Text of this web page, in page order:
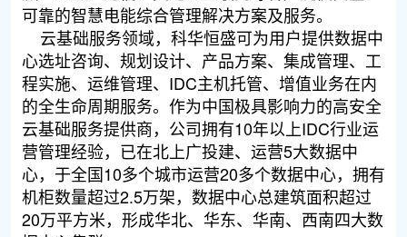
可靠的智慧电能综合管理解决方案及服务。
云基础服务领域，科华恒盛可为用户提供数据中
心选址咨询、规划设计、产品方案、集成管理、工
程实施、运维管理、IDC主机托管、增值业务在内
的全生命周期服务。作为中国极具影响力的高安全
云基础服务提供商，公司拥有10年以上IDC行业运
营管理经验，已在北上广投建、运营5大数据中
心，于全国10多个城市运营20多个数据中心，拥有
机柜数量超过2.5万架，数据中心总建筑面积超过
20万平方米，形成华北、华东、华南、西南四大数